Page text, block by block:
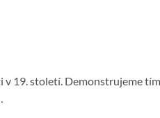
19. století. Demonstrujeme